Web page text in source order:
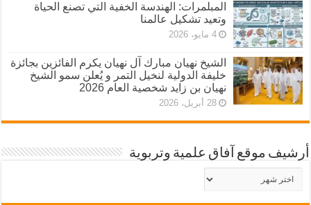
المبلمرات: الهندسة الخفية التي تصنع الحياة
وتعيد تشكيل عالمنا
4 مايو، 2026
الشيخ نهيان مبارك آل نهيان يكرم الفائزين بجائزة
خليفة الدولية لنخيل التمر و يُعلن سمو الشيخ
نهيان بن زايد شخصية العام 2026
28 أبريل، 2026
أرشيف موقع آفاق علمية وتربوية
أرشيف
موقع
آفاق